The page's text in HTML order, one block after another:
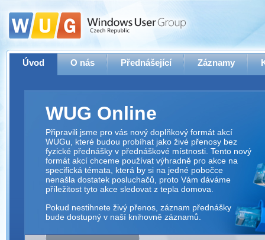
Úvod O nás Přednášející Záznamy
WUG Online
Připravili jsme pro vás nový doplňkový formát akcí
WUGu, které budou probíhat jako živé přenosy bez
fyzické přednášky v přednáškové místnosti. Tento nový
formát akcí chceme používat výhradně pro akce na
specifická témata, která by si na jedné pobočce
nenašla dostatek posluchačů, proto Vám dáváme
příležitost tyto akce sledovat z tepla domova.
Pokud nestihnete živý přenos, záznam přednášky
bude dostupný v naší knihovně záznamů.